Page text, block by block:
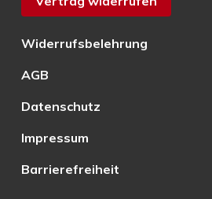
Widerrufsbelehrung
AGB
Datenschutz
Impressum
Barrierefreiheit